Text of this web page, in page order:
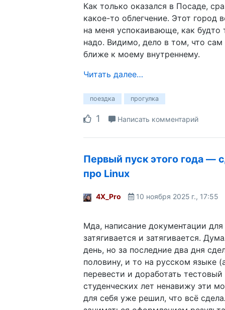
Как только оказался в Посаде,
какое-то облегчение. Этот город
на меня успокаивающе, как будто
надо. Видимо, дело в том, что
ближе к моему внутреннему.
Читать далее…
поездка прогулка
1 Написать комментарий
Первый пуск этого года —
про Linux
4X_Pro 10 ноября 2025 г., 17:55
Мда, написание документации
затягивается и затягивается.
день, но за последние два дня
половину, и то на русском языке
перевести и доработать
студенческих лет ненавижу эти
для себя уже решил, что всё